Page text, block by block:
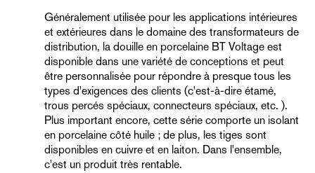
Généralement utilisée pour les applications intérieures
et extérieures dans le domaine des transformateurs de
distribution, la douille en porcelaine BT Voltage est
disponible dans une variété de conceptions et peut
être personnalisée pour répondre à presque tous les
types d'exigences des clients (c'est-à-dire étamé,
trous percés spéciaux, connecteurs spéciaux, etc. ).
Plus important encore, cette série comporte un isolant
en porcelaine côté huile ; de plus, les tiges sont
disponibles en cuivre et en laiton. Dans l'ensemble,
c'est un produit très rentable.